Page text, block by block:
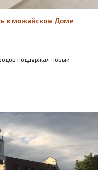
в можайском Доме
поддержал новый